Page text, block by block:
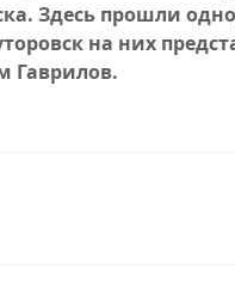
Здесь прошли
на них
Гаврилов.